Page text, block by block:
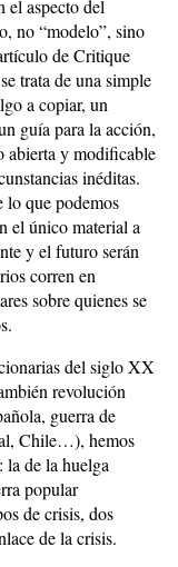
el aspecto del
no “modelo”, sino
de Critique
trata de una simple
a copiar, un
guía para la acción,
abierta y modificable
inéditas.
lo que podemos
el único material a
y el futuro serán
corren en
sobre quienes se
del siglo XX
revolución
guerra de
Chile…), hemos
la de la huelga
popular
de crisis, dos
de la crisis.